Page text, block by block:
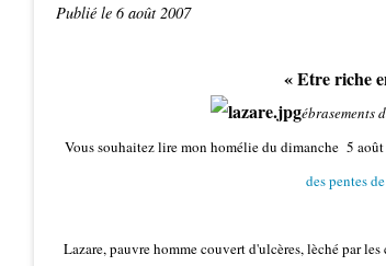
Publié le 6 août 2007
« Etre riche
ébrasements
Vous souhaitez lire mon homélie du dimanche 5
des pentes
Lazare, pauvre homme couvert d'ulcères, lèché par